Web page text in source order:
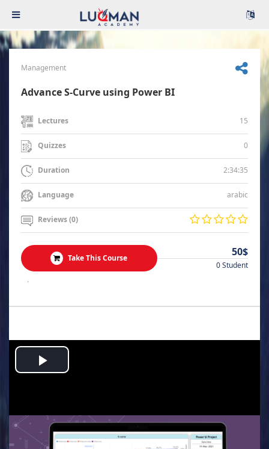
Management
Advance S-Curve using Power BI
Lectures 15
Quizzes 0
Duration 2:34:35
Language arabic
Reviews (0)
Take This Course 50$
0 Student
.
Play